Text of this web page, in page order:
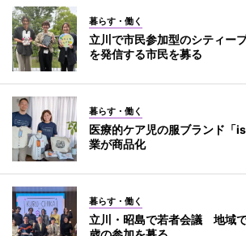
暮らす・働く
立川で市民参加型のシティー
を発信する市民を募る
暮らす・働く
医療的ケア児の服ブランド
業が商品化
暮らす・働く
立川・昭島で若者会議 地域